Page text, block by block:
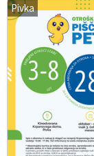
Pivka